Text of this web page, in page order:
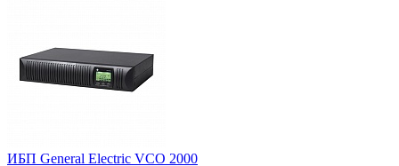
ИБП General Electric VCO 2000